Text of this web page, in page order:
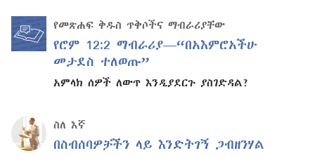
የመጽሐፍ ቅዱስ ጥቅሶችና ማብራሪያቸው
የሮም 12:2 ማብራሪያ—“በአእምሮአችሁ
መታደስ ተለወጡ”
አምላክ ሰዎች ለውጥ እንዲያደርጉ ያስገድዳል?
ስለ እኛ
በስብሰባዎቻችን ላይ እንድትገኝ ጋብዘንሃል